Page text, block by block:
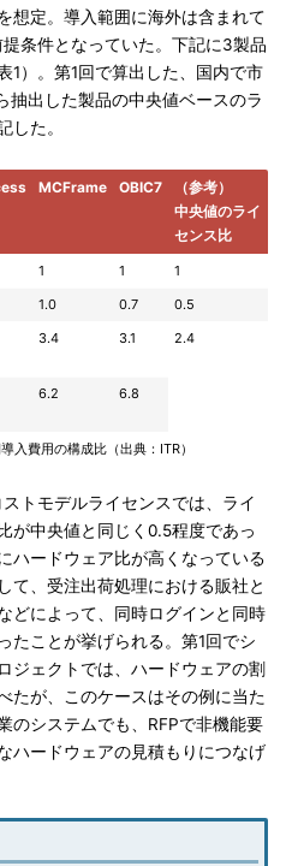
想定。導入範囲に海外は含まれて
条件となっていた。下記に3製品
1）。第1回で算出した、国内で市
抽出した製品の中央値ベースのラ
した。
MCFrame OBIC7
（参考）
中央値のライ
センス比
1 1
1
1.0 0.7
0.5
3.4 3.1 2.4
6.2 6.8
入費用の構成比（出典：ITR）
トモデルライセンスでは、ライ
が中央値と同じく0.5程度であっ
ハードウェア比が高くなっている
て、受注出荷処理における販社と
どによって、同時ログインと同時
たことが挙げられる。第1回でシ
ジェクトでは、ハードウェアの割
たが、このケースはその例に当た
のシステムでも、RFPで非機能要
ハードウェアの見積もりにつなげ